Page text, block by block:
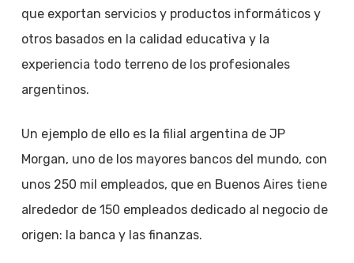
que exportan servicios y productos informáticos y
otros basados en la calidad educativa y la
experiencia todo terreno de los profesionales
argentinos.
Un ejemplo de ello es la filial argentina de JP
Morgan, uno de los mayores bancos del mundo, con
unos 250 mil empleados, que en Buenos Aires tiene
alrededor de 150 empleados dedicado al negocio de
origen: la banca y las finanzas.